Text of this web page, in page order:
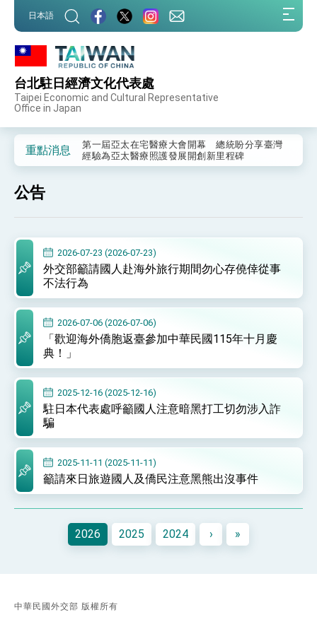
日本語
台北駐日經濟文化代表處
Taipei Economic and Cultural Representative
Office in Japan
重點消息
外交部重要言論
事處」，進一步深化台美交流合作
第一屆亞太在宅醫療大會開幕 總統盼分享臺灣
經驗為亞太醫療照護發展開創新里程碑
訪問
總統與五院院長新春茶敘 盼化分歧為團結、為
國家邁出合作第一步
總統農曆春節談話
性突破 總統強調將以3大面向加速臺灣經濟轉型
升級 籲請立院全力支持並盡速通過
臺美簽署「對等貿易協定」確立對等關稅15%且不
總統接受「法新社」（AFP）專訪內容
外交部長林佳龍於《外交事務》撰文指出：自由
世界 需要台灣，團結合作方能守護繁榮
「見證蛻變，分享世界的光華」開幕式，期許數
位轉 型迎向下個50年
明臺美合作三大戰略方向 盼與民主夥伴共同引
領 下一個世代的繁榮
外交部長林佳龍接受印尼「時代雜誌」專訪，闡
述印太安全局勢，籲深化台印尼半導體供應鏈合
作
外交部長林佳龍午宴歡迎美國聯邦參議員蓋耶哥
訪問團
外交部長林佳龍接見美國智庫「德國馬歇爾基金
利戰略地位 全力支持「臺美對等貿易協定」簽署
公告
2026-07-23 (2026-07-23)
外交部籲請國人赴海外旅行期間勿心存僥倖從事
不法行為
2026-07-06 (2026-07-06)
「歡迎海外僑胞返臺參加中華民國115年十月慶
典！」
2025-12-16 (2025-12-16)
駐日本代表處呼籲國人注意暗黑打工切勿涉入詐
騙
2025-11-11 (2025-11-11)
籲請來日旅遊國人及僑民注意黑熊出沒事件
2026 2025 2024 › »
中華民國外交部 版權所有